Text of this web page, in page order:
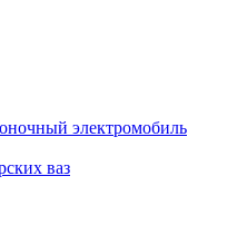
электромобиль
ваз